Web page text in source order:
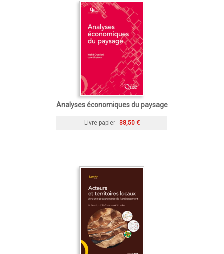
Analyses économiques du paysage
Livre papier 38,50 €